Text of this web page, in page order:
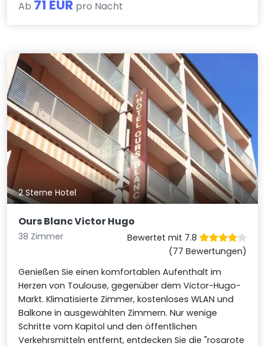
Ab 71 EUR pro Nacht
2 Sterne Hotel
Ours Blanc Victor Hugo
38 Zimmer
Bewertet mit 7.8
(77 Bewertungen)
Genießen Sie einen komfortablen Aufenthalt im
Herzen von Toulouse, gegenüber dem Victor-Hugo-
Markt. Klimatisierte Zimmer, kostenloses WLAN und
Balkone in ausgewählten Zimmern. Nur wenige
Schritte vom Kapitol und den öffentlichen
Verkehrsmitteln entfernt, entdecken Sie die "rosarote